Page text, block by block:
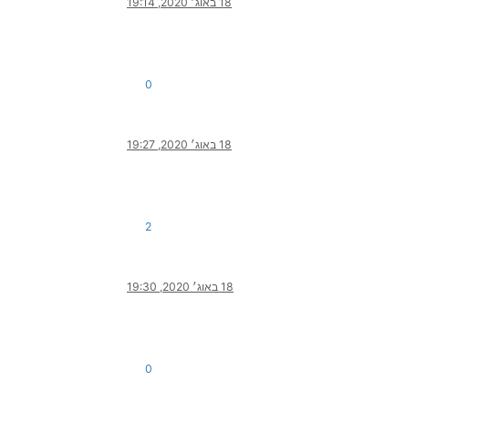
0
18 באוג׳ 2020, 19:27
2
18 באוג׳ 2020, 19:30
0